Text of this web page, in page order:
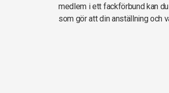
medlem i ett fackförbund kan
som gör att din anställning och